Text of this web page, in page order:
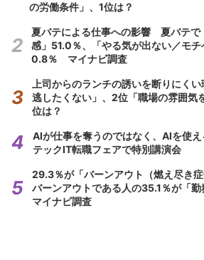
の労働条件」、1位は？
夏バテによる仕事への影響 夏バテで
感」51.0％、「やる気が出ない／モ
0.8％ マイナビ調査
上司からのランチの誘いを断りにく
逃したくない」、2位「職場の雰囲気
位は？
AIが仕事を奪うのではなく、AIを使
テックIT転職フェアで特別講演会
29.3％が「バーンアウト（燃え尽き
バーンアウトである人の35.1％が「
マイナビ調査